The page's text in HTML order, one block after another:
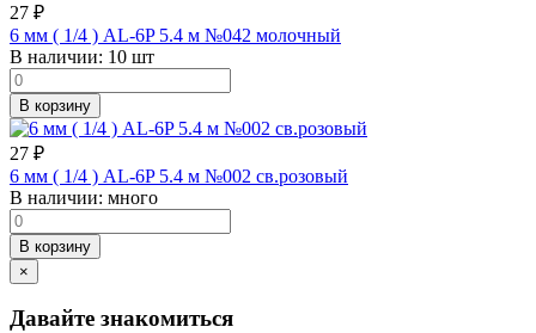
27 ₽
6 мм ( 1/4 ) AL-6P 5.4 м №042 молочный
В наличии: 10 шт
В корзину
27 ₽
6 мм ( 1/4 ) AL-6P 5.4 м №002 св.розовый
В наличии: много
В корзину
×
Давайте знакомиться